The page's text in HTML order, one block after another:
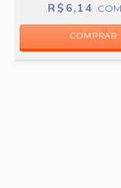
R$6,14 COM
COMPRAR